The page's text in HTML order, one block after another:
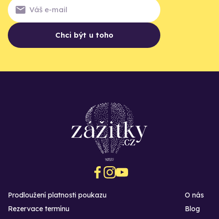
Chci být u toho
Prodloužení platnosti poukazu
Rezervace termínu
O nás
Blog